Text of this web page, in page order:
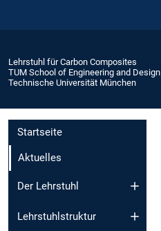
Lehrstuhl für Carbon Composites
TUM School of Engineering and Design
Technische Universität München
Startseite
Aktuelles
Der Lehrstuhl
Lehrstuhlstruktur